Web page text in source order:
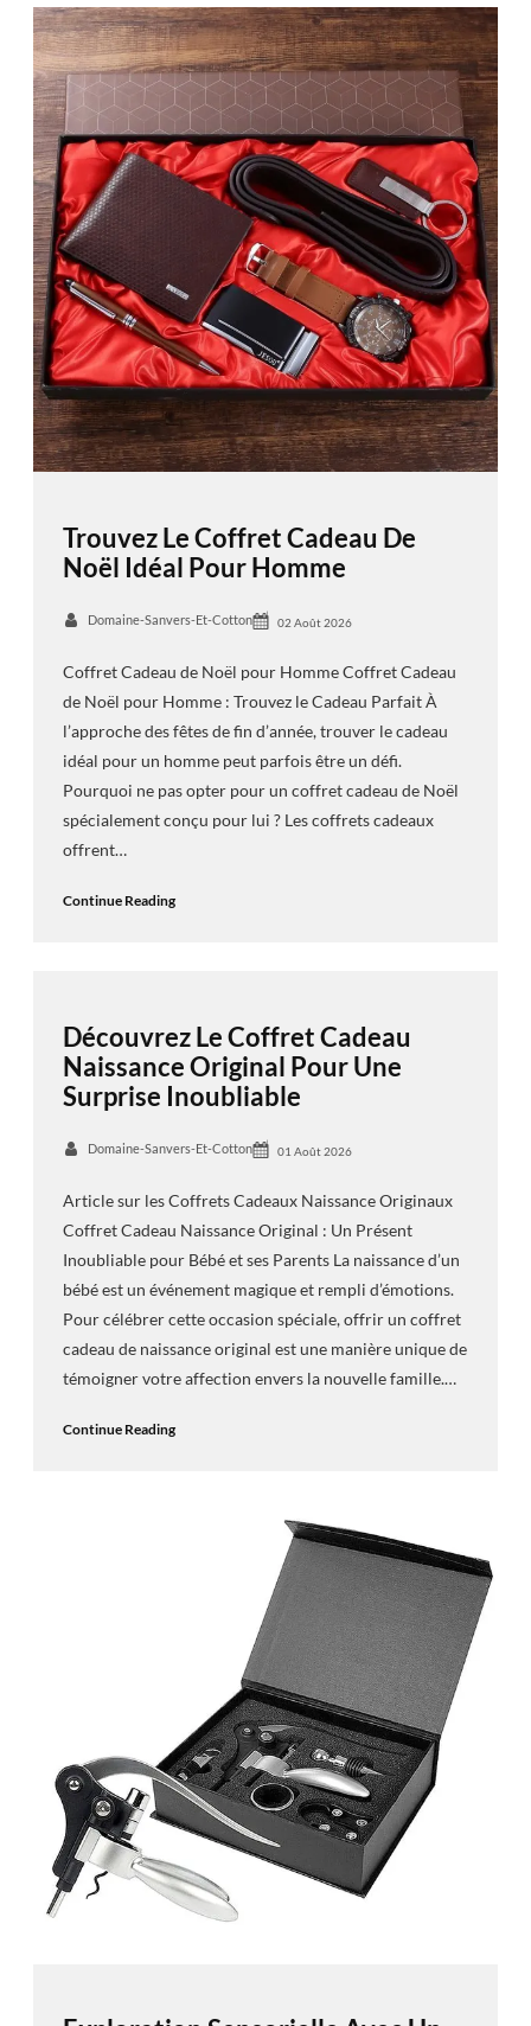
Trouvez Le Coffret Cadeau De
Noël Idéal Pour Homme
Domaine-Sanvers-Et-Cotton 02 Août 2026
Coffret Cadeau de Noël pour Homme Coffret Cadeau
de Noël pour Homme : Trouvez le Cadeau Parfait À
l’approche des fêtes de fin d’année, trouver le cadeau
idéal pour un homme peut parfois être un défi.
Pourquoi ne pas opter pour un coffret cadeau de Noël
spécialement conçu pour lui ? Les coffrets cadeaux
offrent…
Continue Reading
Découvrez Le Coffret Cadeau
Naissance Original Pour Une
Surprise Inoubliable
Domaine-Sanvers-Et-Cotton 01 Août 2026
Article sur les Coffrets Cadeaux Naissance Originaux
Coffret Cadeau Naissance Original : Un Présent
Inoubliable pour Bébé et ses Parents La naissance d’un
bébé est un événement magique et rempli d’émotions.
Pour célébrer cette occasion spéciale, offrir un coffret
cadeau de naissance original est une manière unique de
témoigner votre affection envers la nouvelle famille.…
Continue Reading